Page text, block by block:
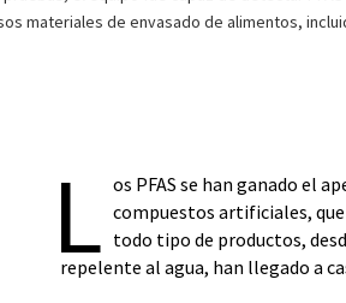
materiales de envasado de alimentos,
L os PFAS se han ganado el
compuestos artificiales, que
todo tipo de productos,
repelente al agua, han llegado a